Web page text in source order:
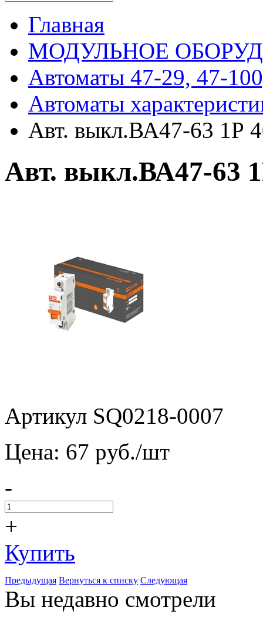
Главная
МОДУЛЬНОЕ
Автоматы 47-29, 47-
Автоматы
Авт. выкл.ВА47-63 1Р
Авт. выкл.ВА47-63
Артикул SQ0218-0007
Цена: 67 pуб./шт
-
+
Купить
Предыдущая Вернуться к списку Следующая
Вы недавно смотрели